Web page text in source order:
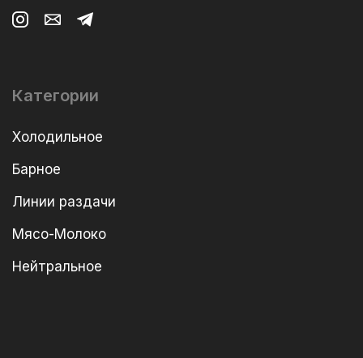
Категории
Холодильное
Барное
Линии раздачи
Мясо-Молоко
Нейтральное